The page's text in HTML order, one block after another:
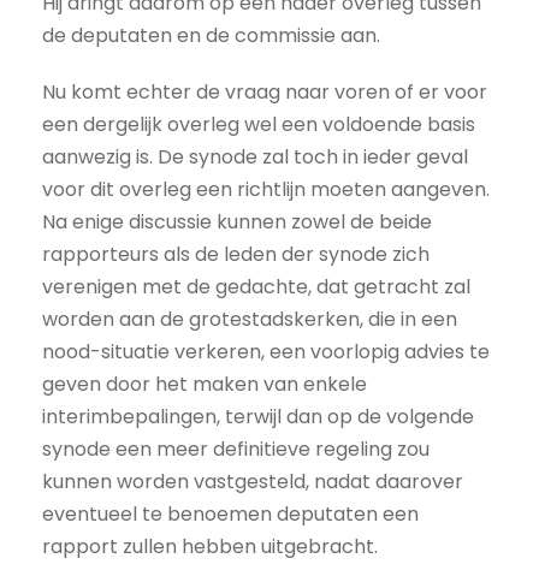
de deputaten en de commissie aan.
Nu komt echter de vraag naar voren of er voor
een dergelijk overleg wel een voldoende basis
aanwezig is. De synode zal toch in ieder geval
voor dit overleg een richtlijn moeten aangeven.
Na enige discussie kunnen zowel de beide
rapporteurs als de leden der synode zich
verenigen met de gedachte, dat getracht zal
worden aan de grotestadskerken, die in een
nood-situatie verkeren, een voorlopig advies te
geven door het maken van enkele
interimbepalingen, terwijl dan op de volgende
synode een meer definitieve regeling zou
kunnen worden vastgesteld, nadat daarover
eventueel te benoemen deputaten een
rapport zullen hebben uitgebracht.